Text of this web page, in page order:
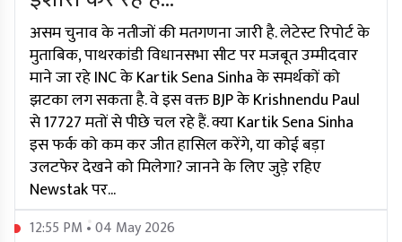
असम चुनाव के नतीजों की मतगणना जारी है. लेटेस्ट रिपोर्ट के
मुताबिक, पाथरकांडी विधानसभा सीट पर मजबूत उम्मीदवार
माने जा रहे INC के Kartik Sena Sinha के समर्थकों को
झटका लग सकता है. वे इस वक्त BJP के Krishnendu Paul
से 17727 मतों से पीछे चल रहे हैं. क्या Kartik Sena Sinha
इस फर्क को कम कर जीत हासिल करेंगे, या कोई बड़ा
उलटफेर देखने को मिलेगा? जानने के लिए जुड़े रहिए
Newstak पर...
12:55 PM • 04 May 2026